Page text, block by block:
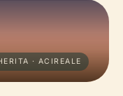
· ACIREALE